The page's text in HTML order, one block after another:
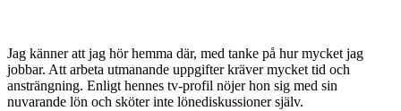
Jag känner att jag hör hemma där, med tanke på hur mycket jag
jobbar. Att arbeta utmanande uppgifter kräver mycket tid och
ansträngning. Enligt hennes tv-profil nöjer hon sig med sin
nuvarande lön och sköter inte lönediskussioner själv.